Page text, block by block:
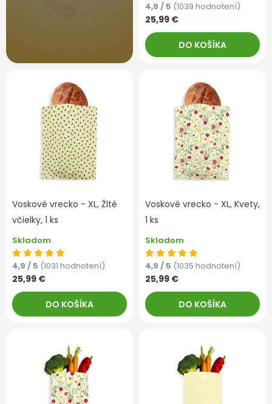
4,9 / 5 (1039 hodnotení)
25,99 €
DO KOŠÍKA
Voskové vrecko - XL, Žlté
včielky, 1 ks
Skladom
4,9 / 5 (1031 hodnotení)
25,99 €
DO KOŠÍKA
Voskové vrecko - XL, Kvety,
1 ks
Skladom
4,9 / 5 (1035 hodnotení)
25,99 €
DO KOŠÍKA